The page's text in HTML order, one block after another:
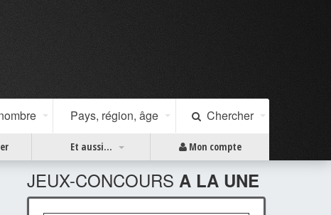
Pays, région, âge Chercher
Et aussi... Mon compte
JEUX-CONCOURS A LA UNE